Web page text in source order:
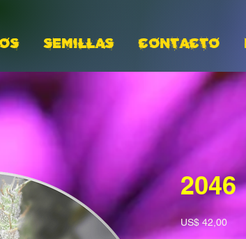
Semillas CONTACTO
2046
US$ 42,00